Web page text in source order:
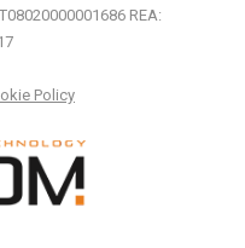
REA:
Policy